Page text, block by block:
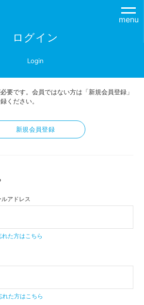
menu
ログイン
Login
要です。会員ではない方は「新規会員登録」
ください。
新規会員登録
アドレス
れた方はこちら
れた方はこちら